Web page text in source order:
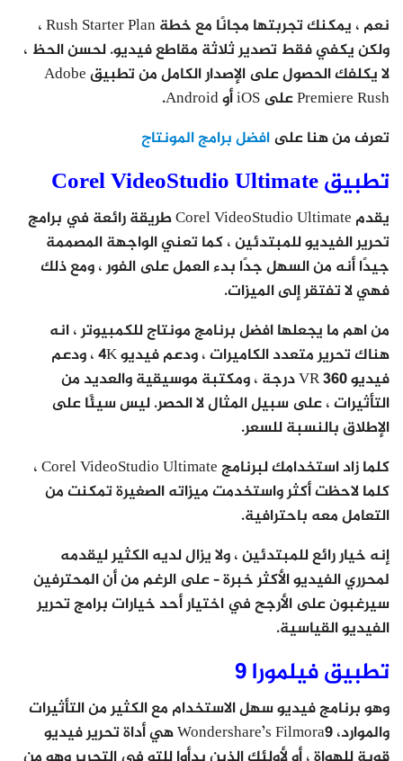
نعم ، يمكنك تجربتها مجانًا مع خطة Rush Starter Plan ،
ولكن يكفي فقط تصدير ثلاثة مقاطع فيديو. لحسن الحظ ،
لا يكلفك الحصول على الإصدار الكامل من تطبيق Adobe
Premiere Rush على iOS أو Android.
تعرف من هنا علىافضل برامج المونتاج
تطبيق Corel VideoStudio Ultimate
يقدم Corel VideoStudio Ultimate طريقة رائعة في برامج
تحرير الفيديو للمبتدئين ، كما تعني الواجهة المصممة
جيدًا أنه من السهل جدًا بدء العمل على الفور ، ومع ذلك
فهي لا تفتقر إلى الميزات.
من اهم ما يجعلها افضل برنامج مونتاج للكمبيوتر ، انه
هناك تحرير متعدد الكاميرات ، ودعم فيديو 4K ، ودعم
فيديو VR 360 درجة ، ومكتبة موسيقية والعديد من
التأثيرات ، على سبيل المثال لا الحصر. ليس سيئًا على
الإطلاق بالنسبة للسعر.
كلما زاد استخدامك لبرنامج Corel VideoStudio Ultimate ،
كلما لاحظت أكثر واستخدمت ميزاته الصغيرة تمكنت من
التعامل معه باحترافية.
إنه خيار رائع للمبتدئين ، ولا يزال لديه الكثير ليقدمه
لمحرري الفيديو الأكثر خبرة – على الرغم من أن المحترفين
سيرغبون على الأرجح في اختيار أحد خيارات برامج تحرير
الفيديو القياسية.
تطبيق فيلمورا 9
وهو برنامج فيديو سهل الاستخدام مع الكثير من التأثيرات
والموارد، Wondershare’s Filmora9 هي أداة تحرير فيديو